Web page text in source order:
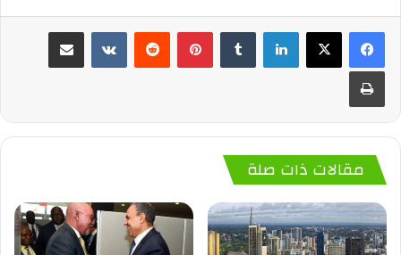
لينكدإن بينتيريست
مقالات ذات صلة